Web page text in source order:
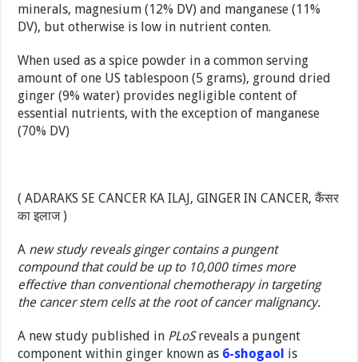
minerals, magnesium (12% DV) and manganese (11%
DV), but otherwise is low in nutrient conten.
When used as a spice powder in a common serving
amount of one US tablespoon (5 grams), ground dried
ginger (9% water) provides negligible content of
essential nutrients, with the exception of manganese
(70% DV)
( ADARAKS SE CANCER KA ILAJ, GINGER IN CANCER, कैंसर
का इलाज )
A new study reveals ginger contains a pungent
compound that could be up to 10,000 times more
effective than conventional chemotherapy in targeting
the cancer stem cells at the root of cancer malignancy.
A new study published in PLoSreveals a pungent
component within ginger known as 6-shogaol is